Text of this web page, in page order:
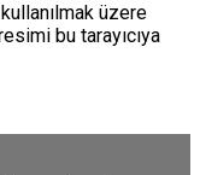
üzere
bu tarayıcıya